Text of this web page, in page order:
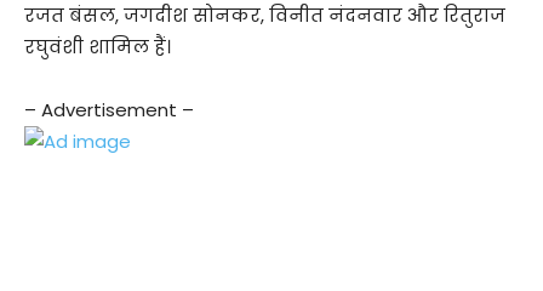
रजत बंसल, जगदीश सोनकर, विनीत नंदनवार और रितुराज
रघुवंशी शामिल हैं।
– Advertisement –